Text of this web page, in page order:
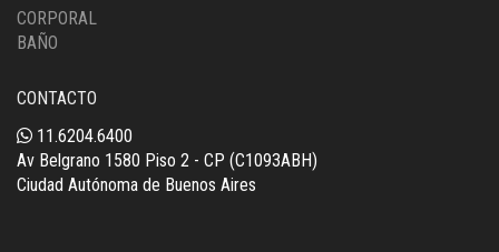
CORPORAL
BAÑO
CONTACTO
11.6204.6400
Av Belgrano 1580 Piso 2 - CP (C1093ABH)
Ciudad Autónoma de Buenos Aires